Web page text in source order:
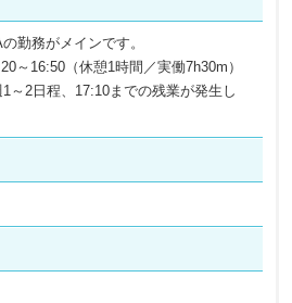
勤務がメインです。
16:50（休憩1時間／実働7h30m）
1～2日程、17:10までの残業が発生し